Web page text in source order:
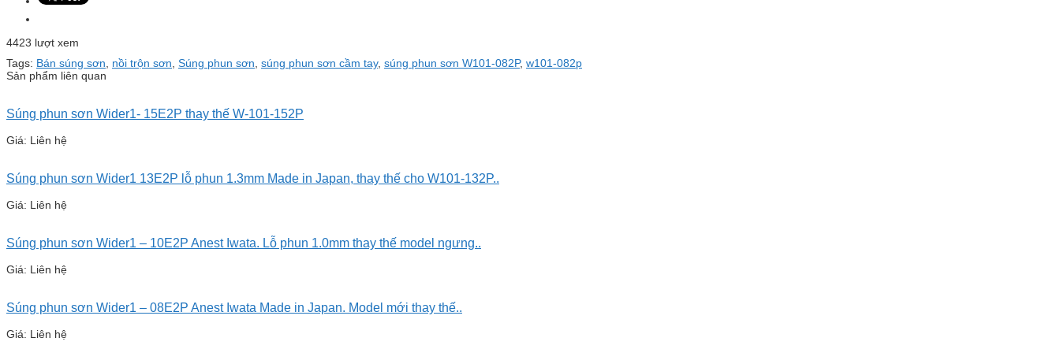
4423 lượt xem
Tags: Bán súng sơn nồi trộn sơn Súng phun sơn súng phun sơn cầm tay, súng phun sơn W101-082P, w101-082p
Sản phẩm liên quan
Súng phun sơn Wider1- 15E2P thay thế W-101-152P
Giá: Liên hệ
Súng phun sơn Wider1 13E2P lỗ phun 1.3mm Made in Japan, thay thế cho W101-132P..
Giá: Liên hệ
Súng phun sơn Wider1 – 10E2P Anest Iwata. Lỗ phun 1.0mm thay thế model ngưng..
Giá: Liên hệ
Súng phun sơn Wider1 – 08E2P Anest Iwata Made in Japan. Model mới thay thế..
Giá: Liên hệ